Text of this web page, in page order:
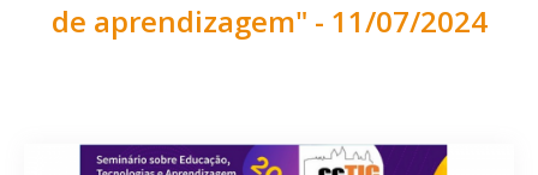
de aprendizagem" - 11/07/2024